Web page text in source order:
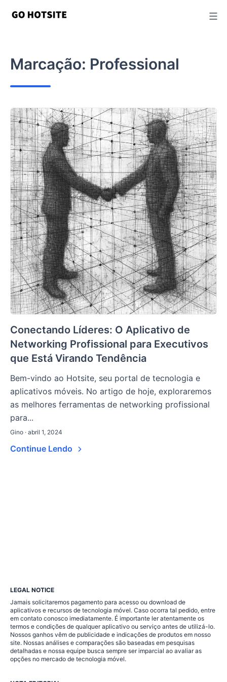
Marcação: Professional
Conectando Líderes: O Aplicativo de
Networking Profissional para Executivos
que Está Virando Tendência
Bem-vindo ao Hotsite, seu portal de tecnologia e
aplicativos móveis. No artigo de hoje, exploraremos
as melhores ferramentas de networking profissional
para...
Gino · abril 1, 2024
Continue Lendo
LEGAL NOTICE
Jamais solicitaremos pagamento para acesso ou download de
aplicativos e recursos de tecnologia móvel. Caso ocorra tal pedido, entre
em contato conosco imediatamente. É importante ler atentamente os
termos e condições de qualquer aplicativo ou serviço antes de utilizá-lo.
Nossos ganhos vêm de publicidade e indicações de produtos em nosso
site. Nossas análises e comparações são baseadas em pesquisas
detalhadas e nossa equipe busca sempre ser imparcial ao avaliar as
opções no mercado de tecnologia móvel.